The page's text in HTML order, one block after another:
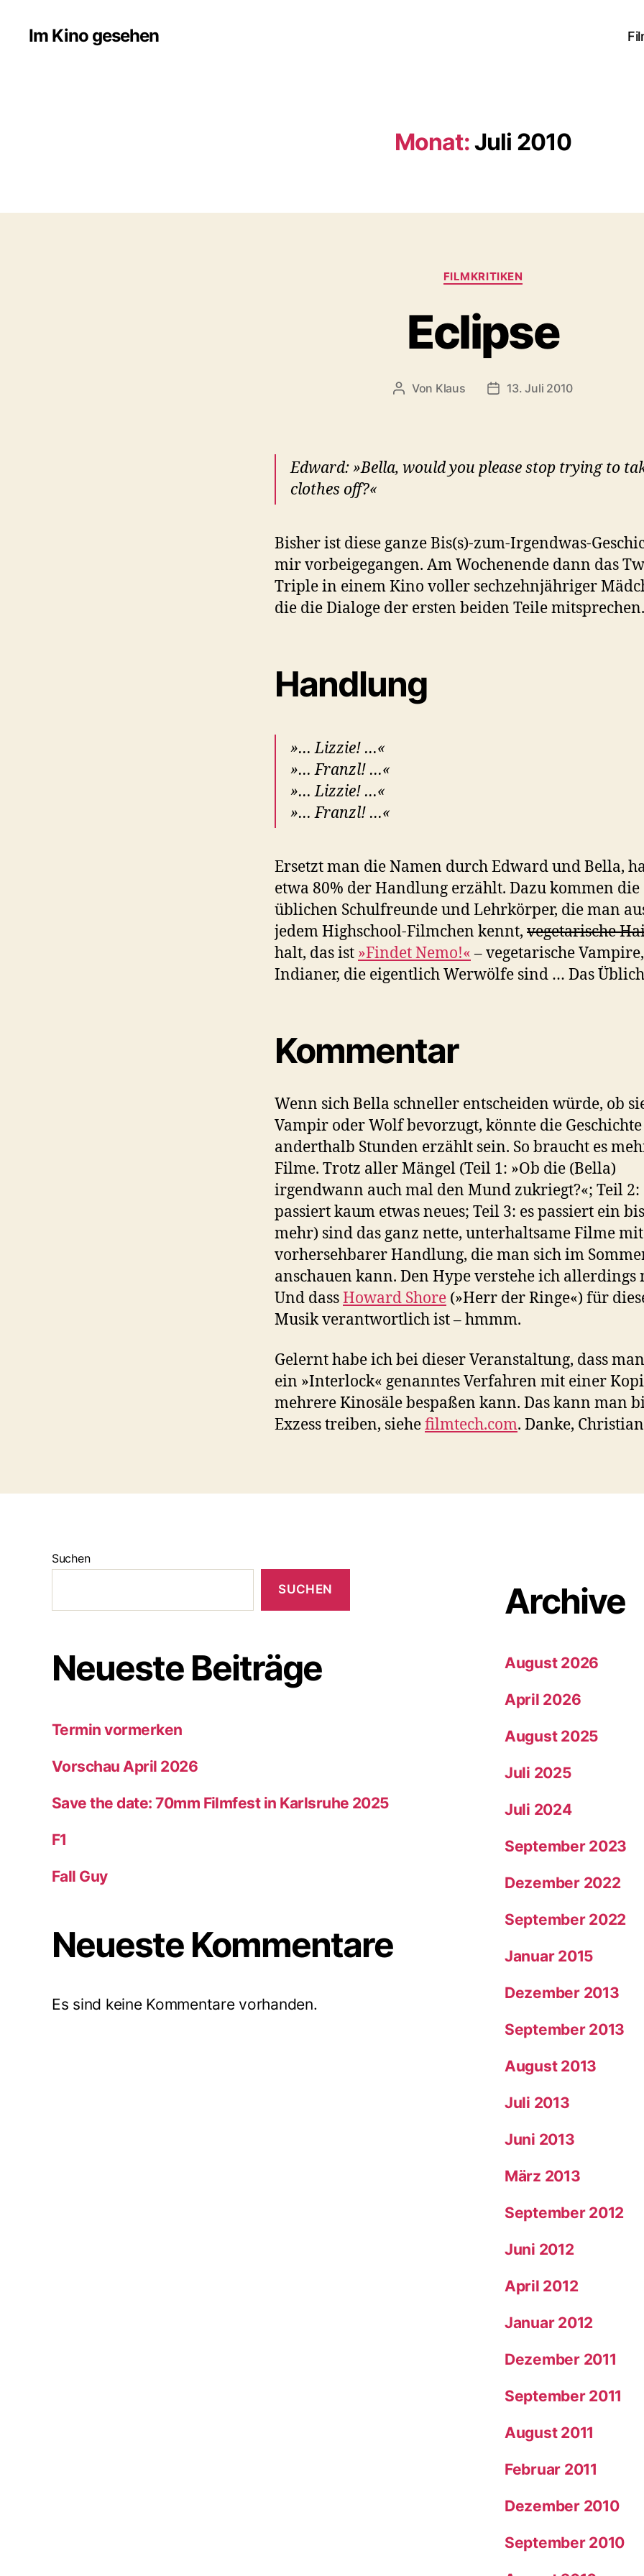
Im Kino gesehen
Monat:Juli 2010
Kategorien
FILMKRITIKEN
Eclipse
Beitragsautor
Von Klaus Veröffentlichungsdatum
13. Juli 2010
Edward: »Bella, would you please stop trying to
clothes off?«
Bisher ist diese ganze Bis(s)-zum-Irgendwas-
mir vorbeigegangen. Am Wochenende dann das
Triple in einem Kino voller sechzehnjähriger
die die Dialoge der ersten beiden Teile mitsprechen.
Handlung
»… Lizzie! …«
»… Franzl! …«
»… Lizzie! …«
»… Franzl! …«
Ersetzt man die Namen durch Edward und Bella,
etwa 80% der Handlung erzählt. Dazu kommen die
üblichen Schulfreunde und Lehrkörper, die man
jedem Highschool-Filmchen kennt, vegetarische
halt, das ist »Findet Nemo!«– vegetarische Vampire,
Indianer, die eigentlich Werwölfe sind … Das
Kommentar
Wenn sich Bella schneller entscheiden würde, ob
Vampir oder Wolf bevorzugt, könnte die
anderthalb Stunden erzählt sein. So braucht es
Filme. Trotz aller Mängel (Teil 1: »Ob die (Bella)
irgendwann auch mal den Mund zukriegt?«; Teil 2:
passiert kaum etwas neues; Teil 3: es passiert ein
mehr) sind das ganz nette, unterhaltsame Filme mit
vorhersehbarer Handlung, die man sich im
anschauen kann. Den Hype verstehe ich allerdings
Und dassHoward Shore (»Herr der Ringe«) für
Musik verantwortlich ist – hmmm.
Gelernt habe ich bei dieser Veranstaltung, dass
ein »Interlock« genanntes Verfahren mit einer
mehrere Kinosäle bespaßen kann. Das kann man
Exzess treiben, siehefilmtech.com. Danke,
Suchen
SUCHEN
Neueste Beiträge
Termin vormerken
Vorschau April 2026
Save the date: 70mm Filmfest in Karlsruhe 2025
F1
Fall Guy
Neueste Kommentare
Es sind keine Kommentare vorhanden.
Archive
August 2026
April 2026
August 2025
Juli 2025
Juli 2024
September 2023
Dezember 2022
September 2022
Januar 2015
Dezember 2013
September 2013
August 2013
Juli 2013
Juni 2013
März 2013
September 2012
Juni 2012
April 2012
Januar 2012
Dezember 2011
September 2011
August 2011
Februar 2011
Dezember 2010
September 2010